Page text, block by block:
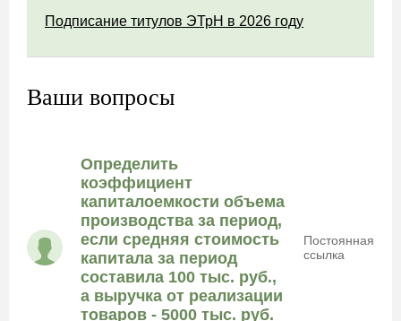
Подписание титулов ЭТрН в 2026 году
Ваши вопросы
Определить
коэффициент
капиталоемкости объема
производства за период,
если средняя стоимость
капитала за период
составила 100 тыс. руб.,
а выручка от реализации
товаров - 5000 тыс. руб.
Постоянная
ссылка